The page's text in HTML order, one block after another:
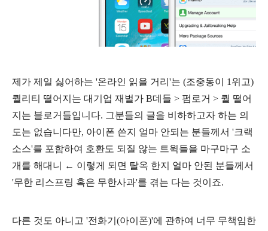
제가 제일 싫어하는 '온라인 읽을 거리'는 (조중동이 1위고)
퀄리티 떨어지는 대기업 재벌가 B데들 > 펌로거 > 퀄 떨어
지는 블로거들입니다. 그분들의 글을 비하하고자 하는 의
도는 없습니다만, 아이폰 쓴지 얼마 안되는 분들께서 '크랙
소스'를 포함하여 호환도 되질 않는 트윅들을 마구마구 소
개를 해대니 ← 이렇게 되면 탈옥 한지 얼마 안된 분들께서
'무한 리스프링 혹은 무한사과'를 겪는 다는 것이죠.
다른 것도 아니고 '전화기(아이폰)'에 관하여 너무 무책임한